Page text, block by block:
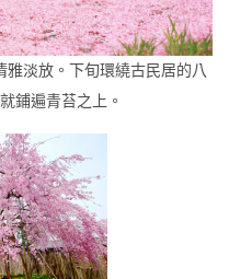
淡放。下旬環繞古民居的八
鋪遍青苔之上。